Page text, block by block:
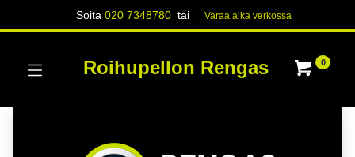
Soita020 7348780 tai Varaa aika verk​​​​ossa
Roihupellon Rengas 0